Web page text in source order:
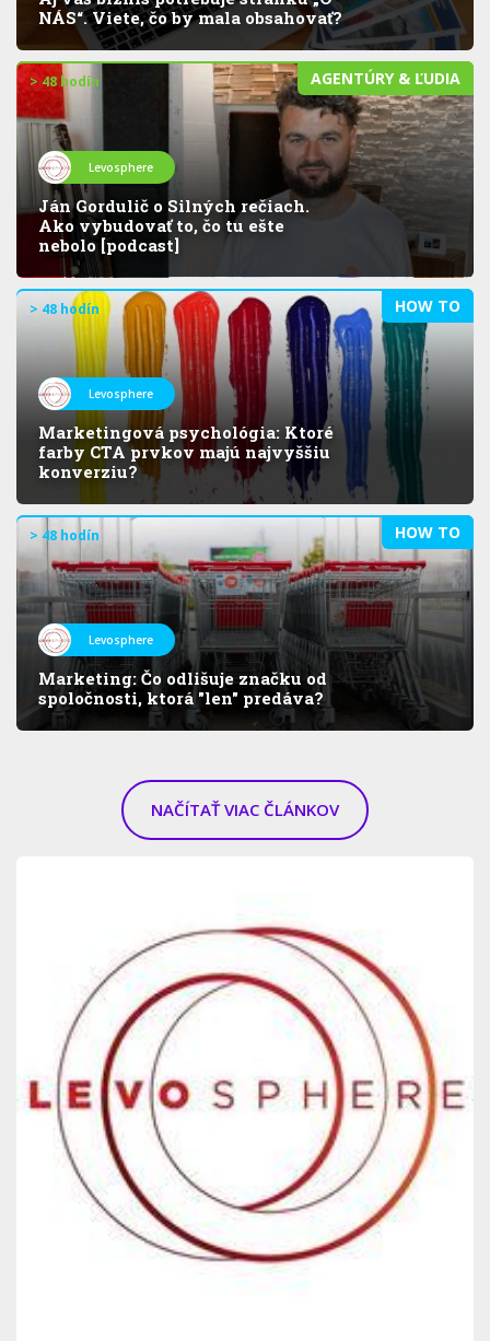
NÁS“. Viete, čo by mala obsahovať?
AGENTÚRY & ĽUDIA
> 48 hodín
Levosphere
Ján Gordulič o Silných rečiach.
Ako vybudovať to, čo tu ešte
nebolo [podcast]
HOW TO
> 48 hodín
Levosphere
Marketingová psychológia: Ktoré
farby CTA prvkov majú najvyššiu
konverziu?
HOW TO
> 48 hodín
Levosphere
Marketing: Čo odlišuje značku od
spoločnosti, ktorá "len" predáva?
NAČÍTAŤ VIAC ČLÁNKOV